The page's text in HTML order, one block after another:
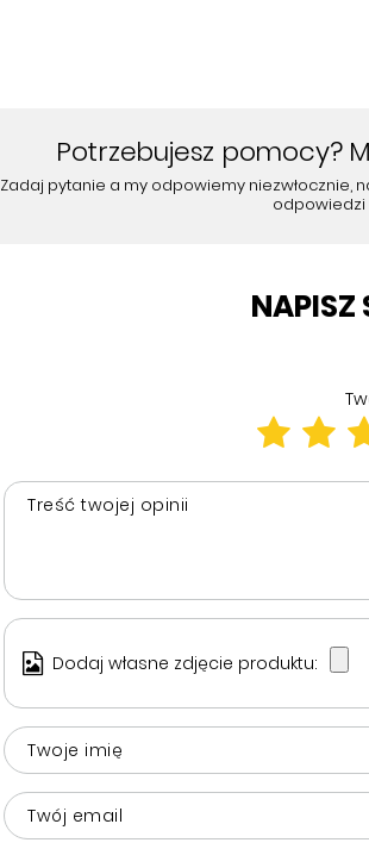
Potrzebujesz pomocy?
Zadaj pytanie a my odpowiemy niezwłocznie,
odpowiedzi
NAPISZ
Treść twojej opinii
Dodaj własne zdjęcie produktu:
Twoje imię
Twój email